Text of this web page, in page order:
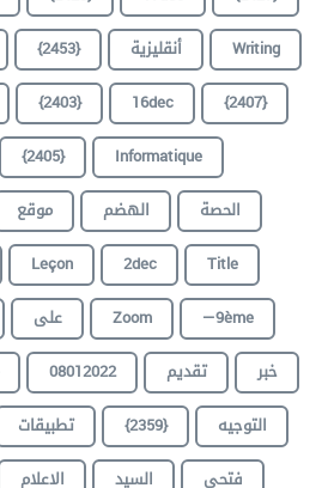
{2453} أنقليزية
Writing
{2403} 16dec
{2407}
{2405}
Informatique
موقع الهضم
الحصة
Leçon 2dec
Title
على Zoom
—9ème
08012022 تقديم
خبر
تطبيقات {2359}
التوجيه
الاعلام السيد
فتحي